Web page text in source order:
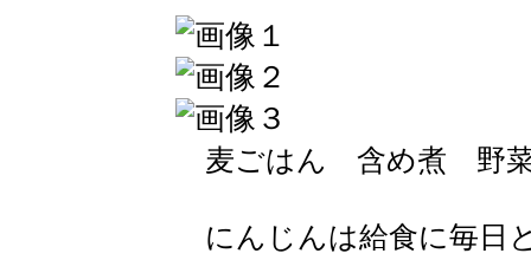
麦ごはん 含め煮 野
にんじんは給食に毎日